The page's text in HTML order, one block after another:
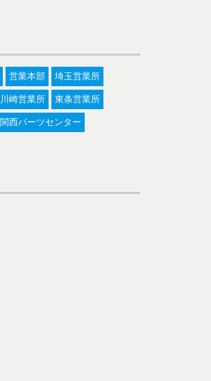
営業本部 埼玉営業所
川崎営業所 東条営業所
関西パーツセンター